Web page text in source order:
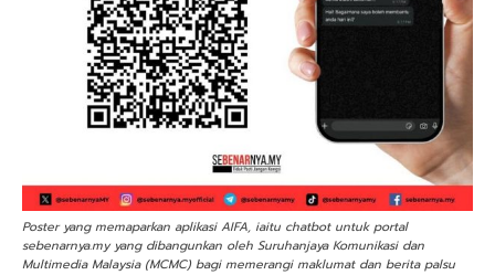
Poster yang memaparkan aplikasi AIFA, iaitu chatbot untuk portal
sebenarnya.my yang dibangunkan oleh Suruhanjaya Komunikasi dan
Multimedia Malaysia (MCMC) bagi memerangi maklumat dan berita palsu